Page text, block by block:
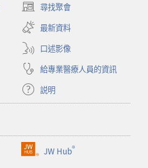
尋找聚會
（開
啟
新
視
窗）
最新資料
口述影像
給專業醫療人員的資訊
説明
JW Hub®
（開